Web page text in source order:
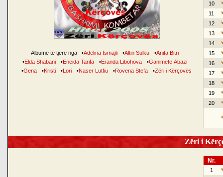
Albume të tjerë nga •Adelina Ismajli •Altin Sulku •Anita Bitri
•Elda Shabani •Eneida Tarifa •Eranda Libohova •Ganimete Abazi
•Gena •Kristi •Lori •Naser Lutfiu •Rovena Stefa •Zëri i Kërçovës
10
11
12
13
14
15
16
17
18
19
20
Zëri i
Nr.
1